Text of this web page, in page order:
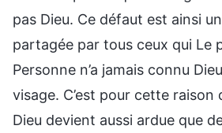
pas Dieu. Ce défaut est ainsi
partagée par tous ceux qui Le
Personne n’a jamais connu
visage. C’est pour cette raison
Dieu devient aussi ardue que